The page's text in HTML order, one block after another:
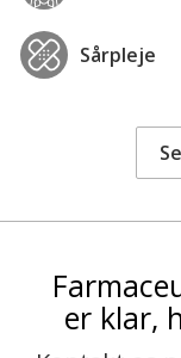
Sårpleje
er klar,